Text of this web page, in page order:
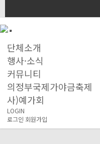
단체소개
행사·소식
커뮤니티
의정부국제가야금축제
사)예가회
LOGIN
로그인 회원가입